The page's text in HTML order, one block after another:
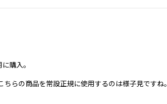
購入。
らの商品を常設正規に使用するのは様子見ですね。